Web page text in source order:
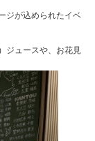
ジが込められたイベ
ジュースや、お花見